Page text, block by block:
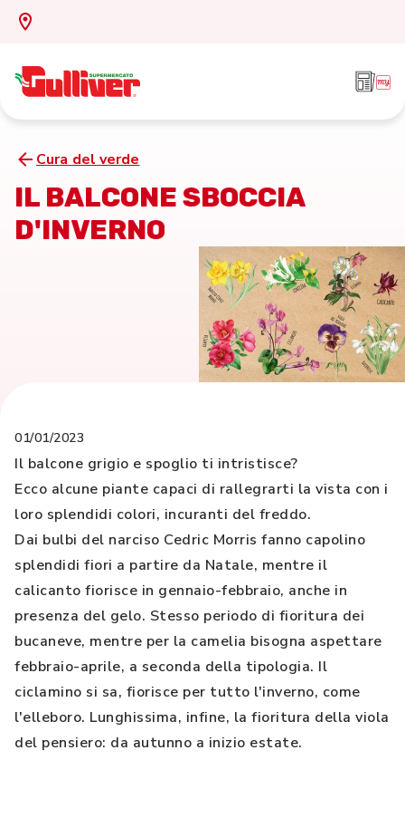
Cura del verde
IL BALCONE SBOCCIA
D'INVERNO
01/01/2023
Il balcone grigio e spoglio ti intristisce?
Ecco alcune piante capaci di rallegrarti la vista con i
loro splendidi colori, incuranti del freddo.
Dai bulbi del narciso Cedric Morris fanno capolino
splendidi fiori a partire da Natale, mentre il
calicanto fiorisce in gennaio-febbraio, anche in
presenza del gelo. Stesso periodo di fioritura dei
bucaneve, mentre per la camelia bisogna aspettare
febbraio-aprile, a seconda della tipologia. Il
ciclamino si sa, fiorisce per tutto l'inverno, come
l'elleboro. Lunghissima, infine, la fioritura della viola
del pensiero: da autunno a inizio estate.